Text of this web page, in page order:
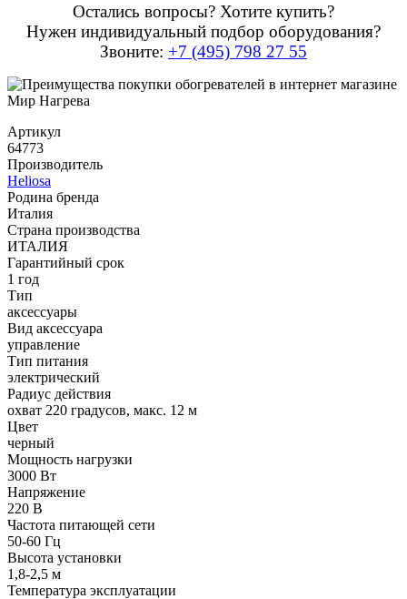
Остались вопросы? Хотите купить?
Нужен индивидуальный подбор оборудования?
Звоните: +7 (495) 798 27 55
Артикул
64773
Производитель
Heliosa
Родина бренда
Италия
Страна производства
ИТАЛИЯ
Гарантийный срок
1 год
Тип
аксессуары
Вид аксессуара
управление
Тип питания
электрический
Радиус действия
охват 220 градусов, макс. 12 м
Цвет
черный
Мощность нагрузки
3000 Вт
Напряжение
220 В
Частота питающей сети
50-60 Гц
Высота установки
1,8-2,5 м
Температура эксплуатации